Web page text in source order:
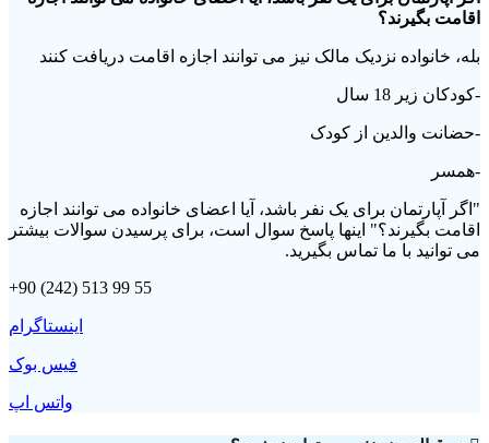
اقامت بگیرند؟
بله، خانواده نزدیک مالک نیز می توانند اجازه اقامت دریافت کنند
-کودکان زیر 18 سال
-حضانت والدین از کودک
-همسر
"اگر آپارتمان برای یک نفر باشد، آیا اعضای خانواده می توانند اجازه
اقامت بگیرند؟" اینها پاسخ سوال است، برای پرسیدن سوالات بیشتر
می توانید با ما تماس بگیرید.
+90 (242) 513 99 55
اینستاگرام
فیس بوک
واتس اپ